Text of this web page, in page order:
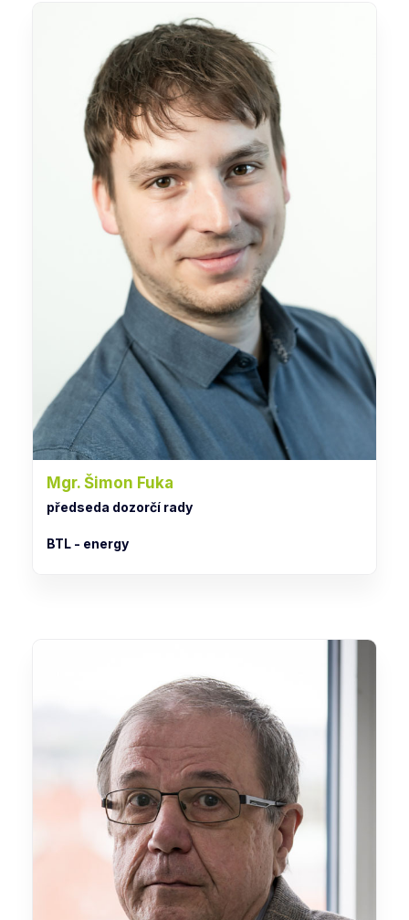
Mgr. Šimon Fuka
předseda dozorčí rady
BTL - energy